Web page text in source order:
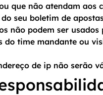
que não atendam aos
seu boletim de
não podem ser
do time mandante ou
de ip não serão